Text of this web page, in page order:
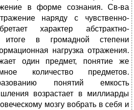
в форме сознания. Св-ва
наряду с чувственно-
характер абстрактно-
итоге в громадной степени
нагрузка отражения.
один предмет, понятие же
количество предметов.
понятий емкость
возрастает в миллиарды
мозгу вобрать в себя и